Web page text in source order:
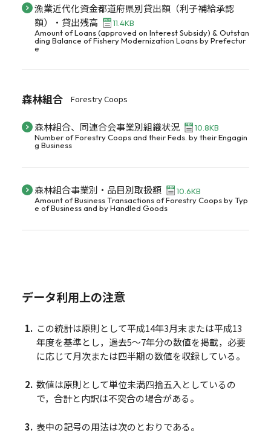
漁業近代化資金都道府県別貸出額（利子補給承認
額）・貸出残高
11.4KB
Amount of Loans (approved on Interest Subsidy) & Outstan
ding Balance of Fishery Modernization Loans by Prefectur
e
森林組合 Forestry Coops
森林組合、同連合会事業別組織状況
10.8KB
Number of Forestry Coops and their Feds. by their Engagin
g Business
森林組合事業別・品目別取扱額
10.6KB
Amount of Business Transactions of Forestry Coops by Typ
e of Business and by Handled Goods
データ利用上の注意
この統計は原則として平成14年3月末または平成13
年度を基準とし，過去5～7年分の数値を掲載，必要
に応じて月次または四半期の数値を収録している。
数値は原則として単位未満四捨五入としているの
で，合計と内訳は不突合の場合がある。
表中の記号の用法は次のとおりである。